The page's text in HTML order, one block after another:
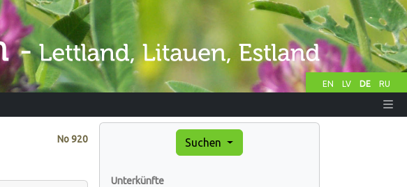
EN LV DE RU
No920 Suchen
Unterkünfte